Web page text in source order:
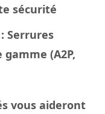
sécurité
: Serrures
(A2P,
vous aideront